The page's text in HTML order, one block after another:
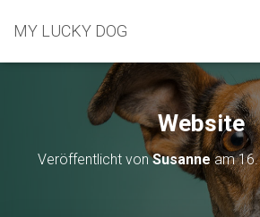
MY LUCKY DOG
Website
Veröffentlicht vonSusanneam